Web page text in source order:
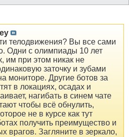
телодвижения? Вы все сами
Одни с олимпиады 10 лет
им при этом никак не
заточку и зубами
мониторе. Другие ботов за
в локациях, осадах и
нагибать в синем чате
чтобы всё обнулить,
не в курсе как тут
получить преимущество и
врагов. Загляните в зеркало,